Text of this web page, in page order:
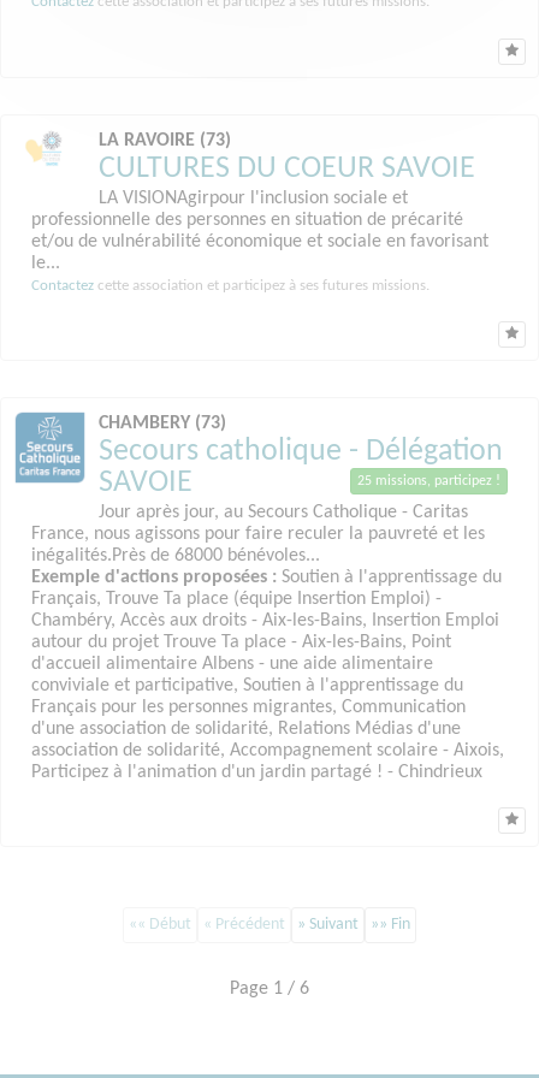
LA RAVOIRE (73)
CULTURES DU COEUR SAVOIE
LA VISIONAgirpour l'inclusion sociale et
professionnelle des personnes en situation de précarité
et/ou de vulnérabilité économique et sociale en favorisant
le...
Contactez cette association et participez à ses futures missions.
CHAMBERY (73)
Secours catholique - Délégation
SAVOIE
25 missions, participez !
Jour après jour, au Secours Catholique - Caritas
France, nous agissons pour faire reculer la pauvreté et les
inégalités.Près de 68000 bénévoles...
Exemple d'actions proposées : Soutien à l'apprentissage du
Français, Trouve Ta place (équipe Insertion Emploi) -
Chambéry, Accès aux droits - Aix-les-Bains, Insertion Emploi
autour du projet Trouve Ta place - Aix-les-Bains, Point
d'accueil alimentaire Albens - une aide alimentaire
conviviale et participative, Soutien à l'apprentissage du
Français pour les personnes migrantes, Communication
d'une association de solidarité, Relations Médias d'une
association de solidarité, Accompagnement scolaire - Aixois,
Participez à l'animation d'un jardin partagé ! - Chindrieux
«« Début « Précédent » Suivant »» Fin
Page 1 / 6